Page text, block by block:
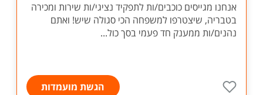
אנחנו מגייסים כוכבים/ות לתפקיד נציגי/ות שירות ומכירה
בטבריה, שיצטרפו למשפחה הכי סגולה שיש! ואתם
נהנים/ות ממענק חד פעמי בסך כול...
הגשת מועמדות